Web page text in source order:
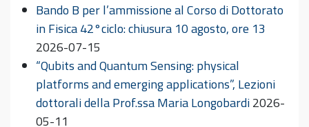
Bando B per l’ammissione al Corso di Dottorato
in Fisica 42°ciclo: chiusura 10 agosto, ore 13
2026-07-15
“Qubits and Quantum Sensing: physical
platforms and emerging applications”, Lezioni
dottorali della Prof.ssa Maria Longobardi2026-
05-11